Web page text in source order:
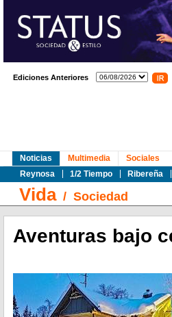
Ediciones Anteriores
Noticias
Reynosa
1/2 Tiempo Ribereña
Multimedia Sociales
Vida/ Sociedad
Aventuras bajo